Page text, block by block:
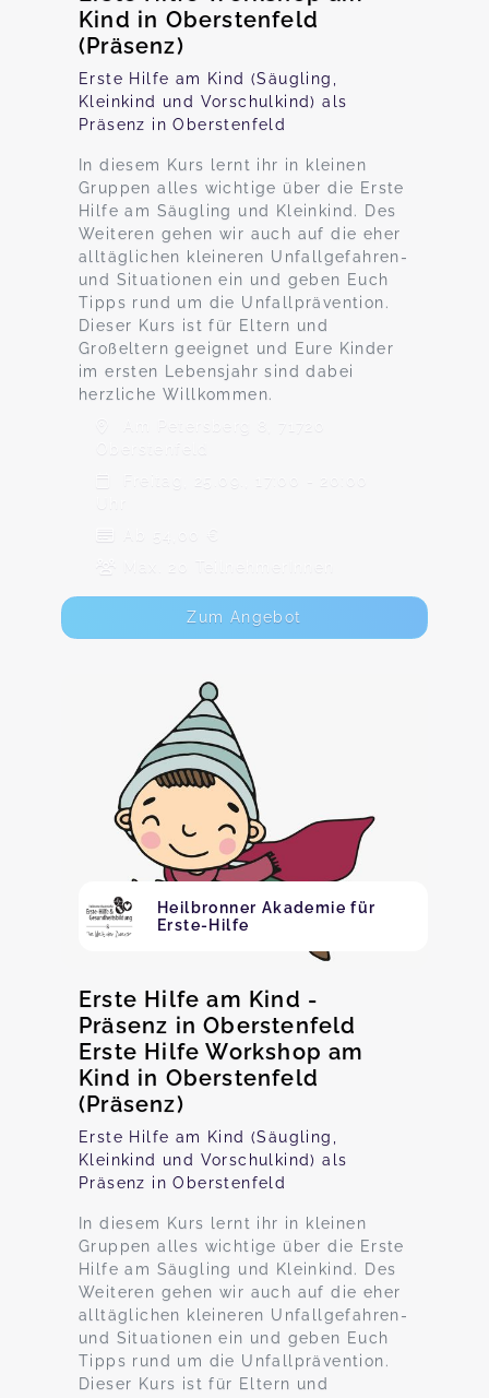
Kind in Oberstenfeld
(Präsenz)
Erste Hilfe am Kind (Säugling,
Kleinkind und Vorschulkind) als
Präsenz in Oberstenfeld
In diesem Kurs lernt ihr in kleinen
Gruppen alles wichtige über die Erste
Hilfe am Säugling und Kleinkind. Des
Weiteren gehen wir auch auf die eher
alltäglichen kleineren Unfallgefahren-
und Situationen ein und geben Euch
Tipps rund um die Unfallprävention.
Dieser Kurs ist für Eltern und
Großeltern geeignet und Eure Kinder
im ersten Lebensjahr sind dabei
herzliche Willkommen.
Am Petersberg 8, 71720
Oberstenfeld
Freitag, 25.09., 17:00 - 20:00
Ab 54,00 €
Max. 20 TeilnehmerInnen
Zum Angebot
Heilbronner Akademie für
Erste-Hilfe
Erste Hilfe am Kind -
Präsenz in Oberstenfeld
Erste Hilfe Workshop am
Kind in Oberstenfeld
(Präsenz)
Erste Hilfe am Kind (Säugling,
Kleinkind und Vorschulkind) als
Präsenz in Oberstenfeld
In diesem Kurs lernt ihr in kleinen
Gruppen alles wichtige über die Erste
Hilfe am Säugling und Kleinkind. Des
Weiteren gehen wir auch auf die eher
alltäglichen kleineren Unfallgefahren-
und Situationen ein und geben Euch
Tipps rund um die Unfallprävention.
Dieser Kurs ist für Eltern und